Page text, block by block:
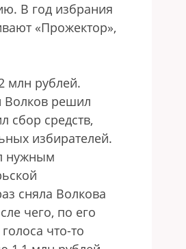
В год избрания
«Прожектор»,
млн рублей.
Волков решил
сбор средств,
избирателей.
нужным
сняла Волкова
чего, по его
что-то